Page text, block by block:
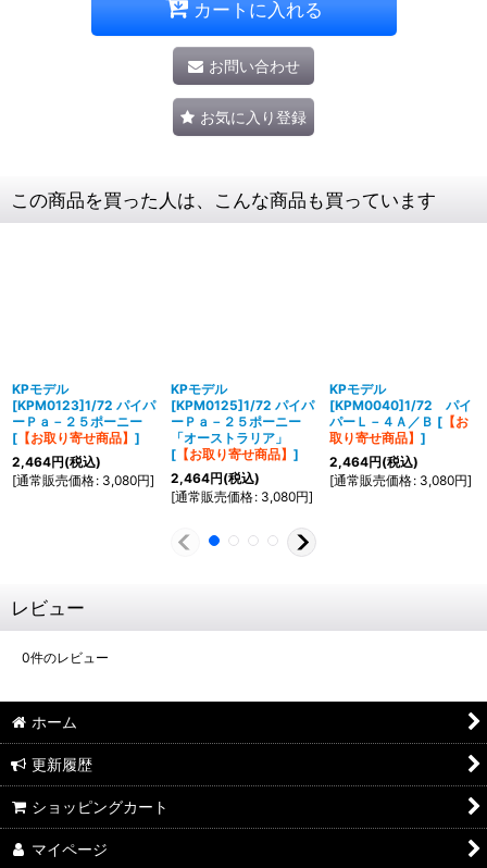
カートに入れる
お問い合わせ
お気に入り登録
この商品を買った人は、こんな商品も買っています
KPモデル
[KPM0123]1/72 パイパ
ーＰａ－２５ポーニー
[ 【お取り寄せ商品】 ]
2,464円(税込)
[通常販売価格: 3,080円]
KPモデル
[KPM0125]1/72 パイパ
ーＰａ－２５ポーニー
「オーストラリア」
[ 【お取り寄せ商品】 ]
2,464円(税込)
[通常販売価格: 3,080円]
KPモデル
[KPM0040]1/72 パイ
パーＬ－４Ａ／Ｂ [ 【お
取り寄せ商品】 ]
2,464円(税込)
[通常販売価格: 3,080円]
レビュー
0件のレビュー
ホーム
更新履歴
ショッピングカート
マイページ